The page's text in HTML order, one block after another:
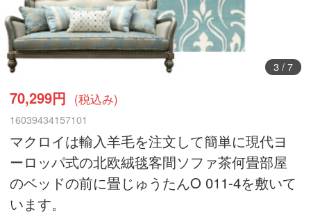
4/ 7
70,299円 (税込み)
16039434157101
マクロイは輸入羊毛を注文して簡単に現代ヨ
ーロッパ式の北欧絨毯客間ソファ茶何畳部屋
のベッドの前に畳じゅうたんO 011-4を敷いて
います。